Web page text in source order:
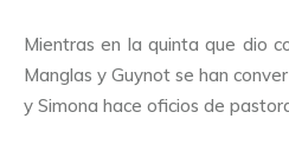
Mientras en la quinta que dio
Manglas y Guynot se han
y Simona hace oficios de